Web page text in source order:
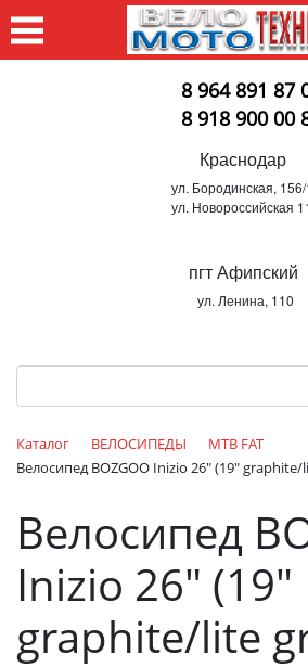
8 964 891 87
8 918 900 00
Краснодар
ул. Бородинская,
ул. Новороссийская
пгт Афипский
ул. Ленина, 110
Каталог ВЕЛОСИПЕДЫ
MTB FAT
Велосипед BOZGOO Inizio 26" (19" graphite/
Велосипед
Inizio 26" (19"
graphite/lite